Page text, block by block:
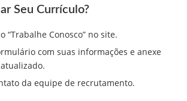
Seu Currículo?
“Trabalhe Conosco” no site.
com suas informações e anexe
da equipe de recrutamento.